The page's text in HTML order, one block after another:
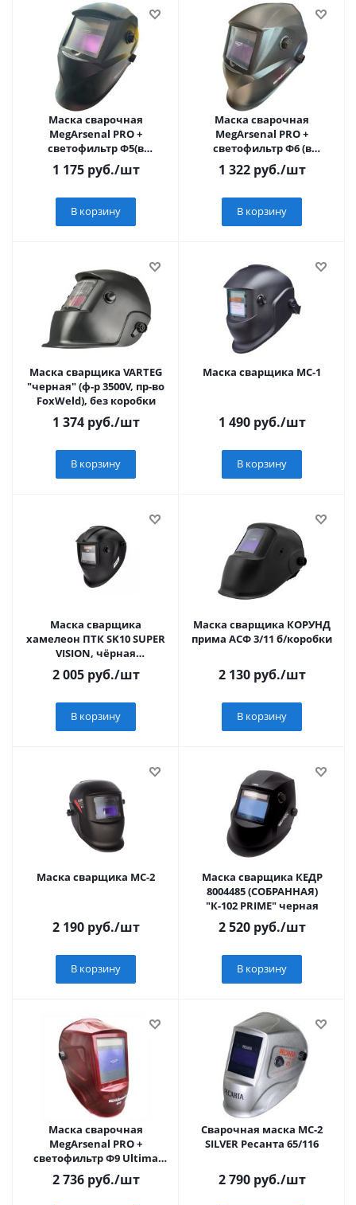
Маска сварочная
MegArsenal PRO +
светофильтр Ф5(в
коробке)
1 175руб./шт
В корзину
Маска сварочная
MegArsenal PRO +
светофильтр Ф6 (в
коробке)
1 322руб./шт
В корзину
Маска сварщика VARTEG
"черная" (ф-р 3500V, пр-во
FoxWeld), без коробки
1 374руб./шт
В корзину
Маска сварщика МС-1
1 490руб./шт
В корзину
Маска сварщика
хамелеон ПТК SK10 SUPER
VISION, чёрная
(10216170/040821/0232559 ,
КИТАЙ)
2 005руб./шт
В корзину
Маска сварщика КОРУНД
прима АСФ 3/11 б/коробки
2 130руб./шт
В корзину
Маска сварщика МС-2
2 190руб./шт
В корзину
Маска сварщика КЕДР
8004485 (СОБРАННАЯ)
"К-102 PRIME" черная
2 520руб./шт
В корзину
Маска сварочная
MegArsenal PRO +
светофильтр Ф9 Ultima
бургунди
2 736руб./шт
Сварочная маска МС-2
SILVER Ресанта 65/116
2 790руб./шт